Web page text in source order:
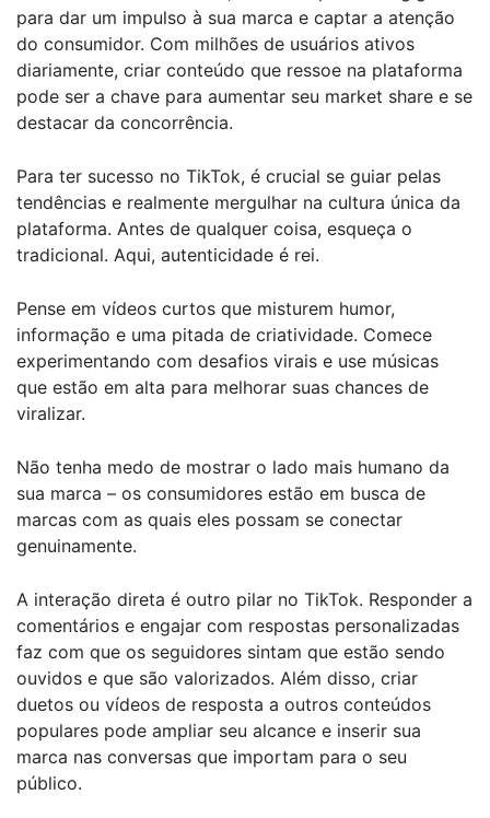
para dar um impulso à sua marca e captar a atenção
do consumidor. Com milhões de usuários ativos
diariamente, criar conteúdo que ressoe na plataforma
pode ser a chave para aumentar seu market share e se
destacar da concorrência.
Para ter sucesso no TikTok, é crucial se guiar pelas
tendências e realmente mergulhar na cultura única da
plataforma. Antes de qualquer coisa, esqueça o
tradicional. Aqui, autenticidade é rei.
Pense em vídeos curtos que misturem humor,
informação e uma pitada de criatividade. Comece
experimentando com desafios virais e use músicas
que estão em alta para melhorar suas chances de
viralizar.
Não tenha medo de mostrar o lado mais humano da
sua marca – os consumidores estão em busca de
marcas com as quais eles possam se conectar
genuinamente.
A interação direta é outro pilar no TikTok. Responder a
comentários e engajar com respostas personalizadas
faz com que os seguidores sintam que estão sendo
ouvidos e que são valorizados. Além disso, criar
duetos ou vídeos de resposta a outros conteúdos
populares pode ampliar seu alcance e inserir sua
marca nas conversas que importam para o seu
público.